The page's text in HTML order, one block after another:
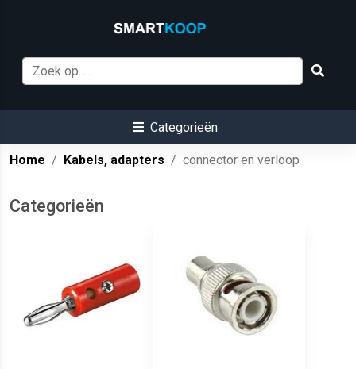
Categorieën
Home Kabels, adapters connector en verloop
Categorieën